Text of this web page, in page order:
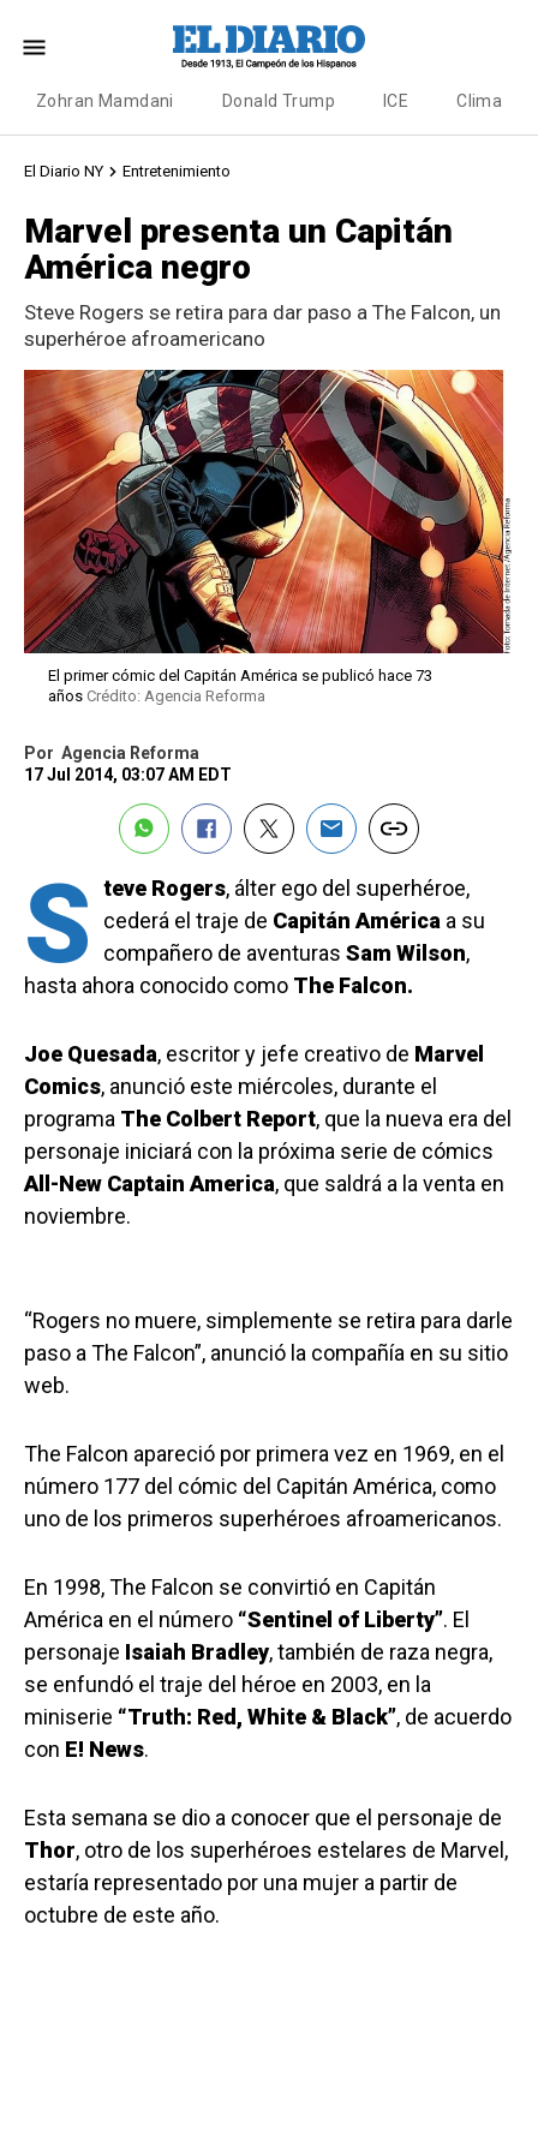
Zohran Mamdani Donald Trump ICE Clima
El Diario NY Entretenimiento
Marvel presenta un Capitán
América negro
Steve Rogers se retira para dar paso a The Falcon, un
superhéroe afroamericano
El primer cómic del Capitán América se publicó hace 73
años Crédito: Agencia Reforma
Por Agencia Reforma
17 Jul 2014, 03:07 AM EDT
S teve Rogers, álter ego del superhéroe,
cederá el traje de Capitán América a su
compañero de aventuras Sam Wilson,
hasta ahora conocido como The Falcon.
Joe Quesada, escritor y jefe creativo de Marvel
Comics, anunció este miércoles, durante el
programa The Colbert Report, que la nueva era del
personaje iniciará con la próxima serie de cómics
All-New Captain America, que saldrá a la venta en
noviembre.
“Rogers no muere, simplemente se retira para darle
paso a The Falcon”, anunció la compañía en su sitio
web.
The Falcon apareció por primera vez en 1969, en el
número 177 del cómic del Capitán América, como
uno de los primeros superhéroes afroamericanos.
En 1998, The Falcon se convirtió en Capitán
América en el número “Sentinel of Liberty”. El
personaje Isaiah Bradley, también de raza negra,
se enfundó el traje del héroe en 2003, en la
miniserie “Truth: Red, White & Black”, de acuerdo
con E! News.
Esta semana se dio a conocer que el personaje de
Thor, otro de los superhéroes estelares de Marvel,
estaría representado por una mujer a partir de
octubre de este año.